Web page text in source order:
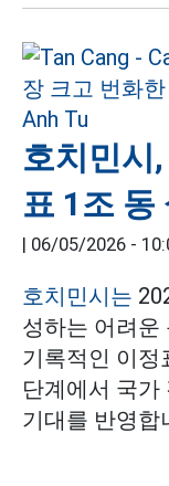
호치민시
표 1조 동
| 06/05/2026 -
호치민시는
성하는 어려운
기록적인 이정
단계에서 국가
기대를 반영합